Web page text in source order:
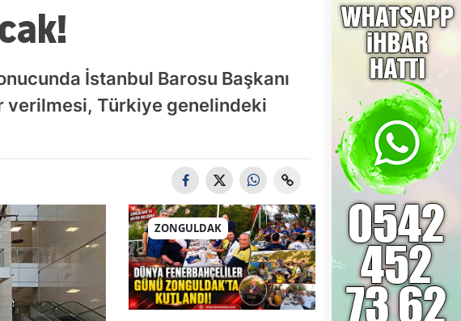
İstanbul Barosu Başkanı
verilmesi, Türkiye genelindeki
ZONGULDAK